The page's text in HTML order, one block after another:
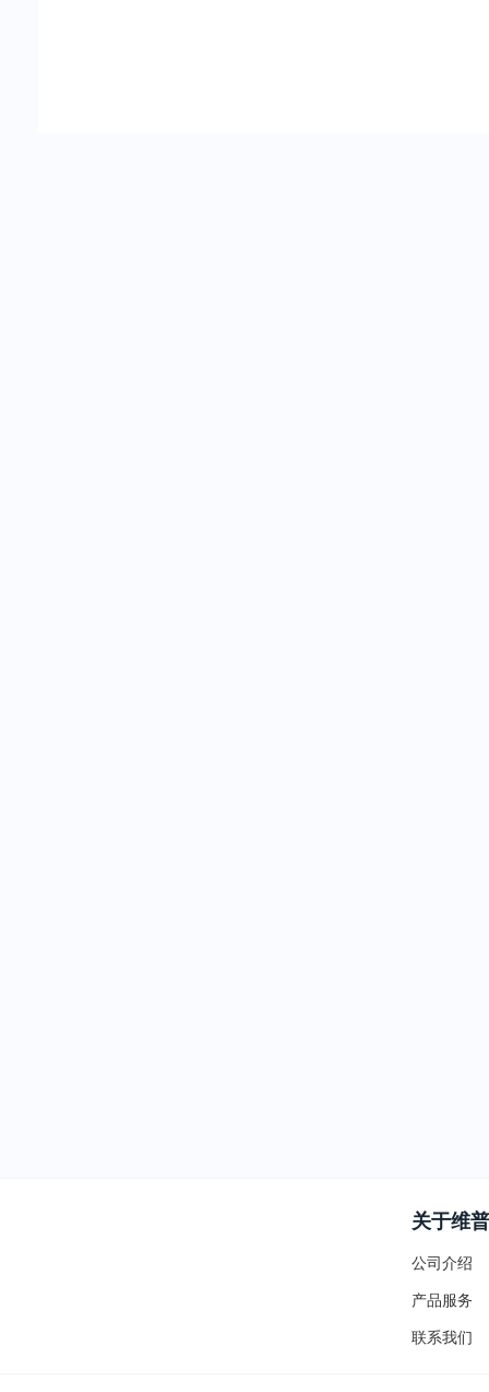
关于维普
公司介绍
产品服务
联系我们